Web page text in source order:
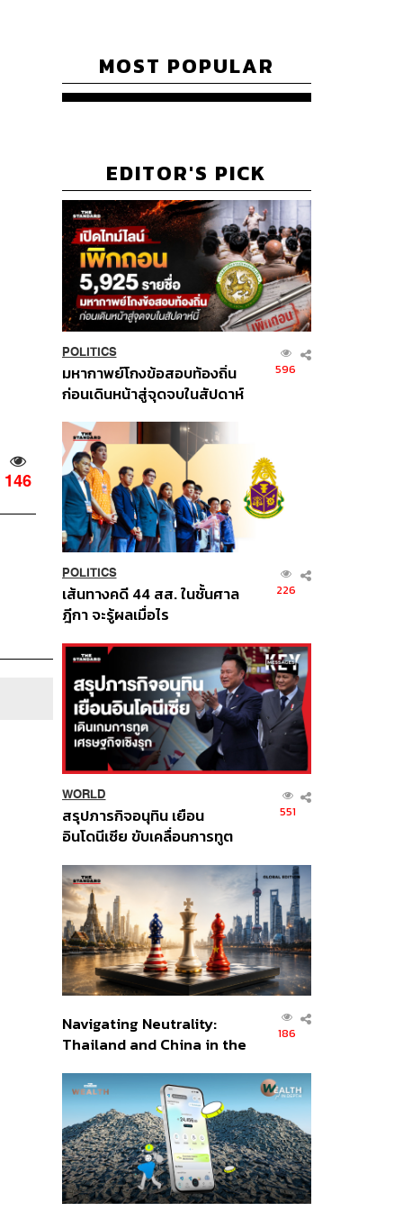
146
MOST POPULAR
EDITOR'S PICK
POLITICS
มหากาพย์โกงข้อสอบท้องถิ่น
ก่อนเดินหน้าสู่จุดจบในสัปดาห์
596
POLITICS
เส้นทางคดี 44 สส. ในชั้นศาล
ฎีกา จะรู้ผลเมื่อไร
226
WORLD
สรุปภารกิจอนุทิน เยือน
อินโดนีเซีย ขับเคลื่อนการทูต
ส่วนยุทธศาสตร์ไทย –
อินโดนีเซีย
551
Navigating Neutrality:
Thailand and China in the
Order
186